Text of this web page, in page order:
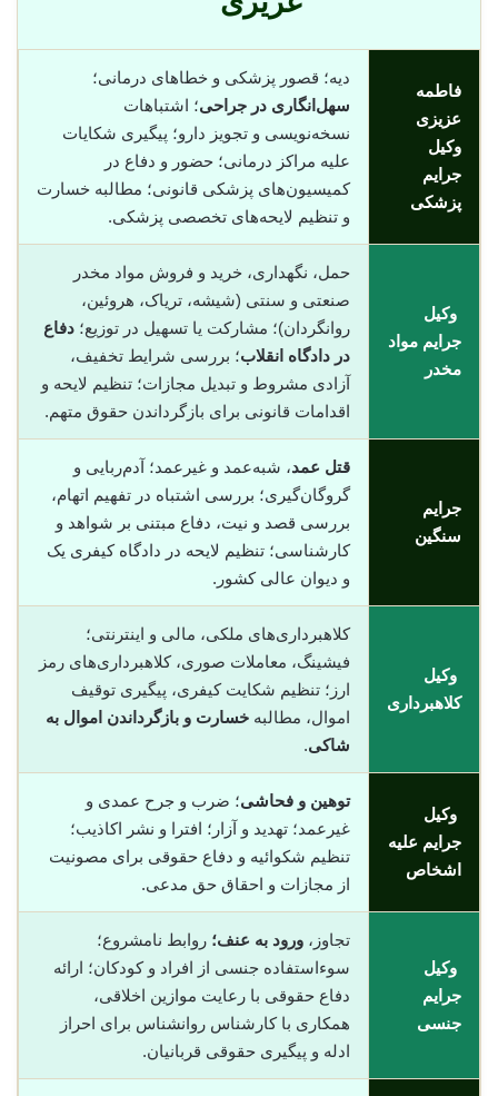
فاطمه
عزیزی
وکیل
جرایم
پزشکی
دیه؛ قصور پزشکی و خطاهای درمانی؛
سهل‌انگاری در جراحی؛ اشتباهات
نسخه‌نویسی و تجویز دارو؛ پیگیری شکایات
علیه مراکز درمانی؛ حضور و دفاع در
کمیسیون‌های پزشکی قانونی؛ مطالبه خسارت
و تنظیم لایحه‌های تخصصی پزشکی.
وکیل
جرایم مواد
مخدر
حمل، نگهداری، خرید و فروش مواد مخدر
صنعتی و سنتی (شیشه، تریاک، هروئین،
روانگردان)؛ مشارکت یا تسهیل در توزیع؛ دفاع
در دادگاه انقلاب؛ بررسی شرایط تخفیف،
آزادی مشروط و تبدیل مجازات؛ تنظیم لایحه و
اقدامات قانونی برای بازگرداندن حقوق متهم.
جرایم
سنگین
قتل عمد، شبه‌عمد و غیرعمد؛ آدم‌ربایی و
گروگان‌گیری؛ بررسی اشتباه در تفهیم اتهام،
بررسی قصد و نیت، دفاع مبتنی بر شواهد و
کارشناسی؛ تنظیم لایحه در دادگاه کیفری یک
و دیوان عالی کشور.
وکیل
کلاهبرداری
کلاهبرداری‌های ملکی، مالی و اینترنتی؛
فیشینگ، معاملات صوری، کلاهبرداری‌های رمز
ارز؛ تنظیم شکایت کیفری، پیگیری توقیف
اموال، مطالبه خسارت و بازگرداندن اموال به
شاکی.
وکیل
جرایم علیه
اشخاص
توهین و فحاشی؛ ضرب و جرح عمدی و
غیرعمد؛ تهدید و آزار؛ افترا و نشر اکاذیب؛
تنظیم شکوائیه و دفاع حقوقی برای مصونیت
از مجازات و احقاق حق مدعی.
وکیل
جرایم
جنسی
تجاوز، ورود به عنف؛ روابط نامشروع؛
سوءاستفاده جنسی از افراد و کودکان؛ ارائه
دفاع حقوقی با رعایت موازین اخلاقی،
همکاری با کارشناس روانشناس برای احراز
ادله و پیگیری حقوقی قربانیان.